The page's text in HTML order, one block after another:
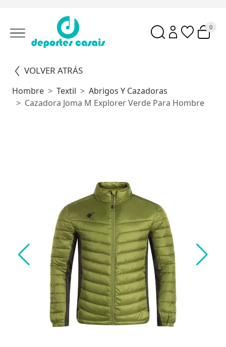
0
VOLVER ATRÁS
Hombre Textil
Abrigos Y Cazadoras
Cazadora Joma M Explorer Verde Para Hombre